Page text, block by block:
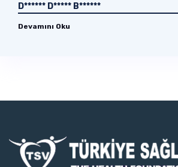
D****** D***** B******
Devamını Oku